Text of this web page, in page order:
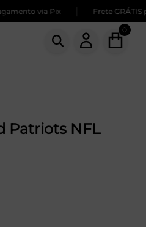
via Pix | Frete GRÁTIS para
0
Patriots NFL